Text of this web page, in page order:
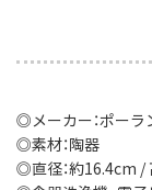
◎メーカー：ポー
◎素材：陶器
◎直径：約16.4cm /